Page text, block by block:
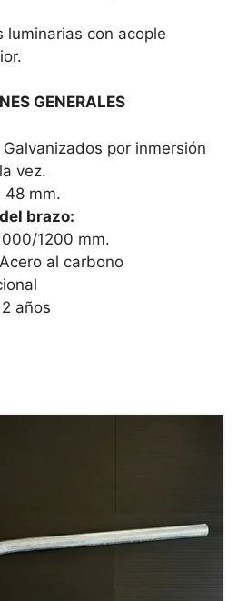
luminarias con acople
GENERALES
Galvanizados por inmersión
vez.
48 mm.
brazo:
1200 mm.
Acero al carbono
2 años